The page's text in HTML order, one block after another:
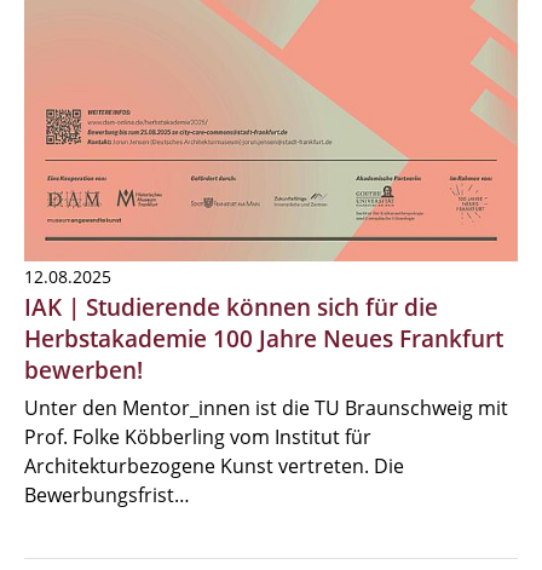
12.08.2025
IAK | Studierende können sich für die
Herbstakademie 100 Jahre Neues Frankfurt
bewerben!
Unter den Mentor_innen ist die TU Braunschweig mit
Prof. Folke Köbberling vom Institut für
Architekturbezogene Kunst vertreten. Die
Bewerbungsfrist…